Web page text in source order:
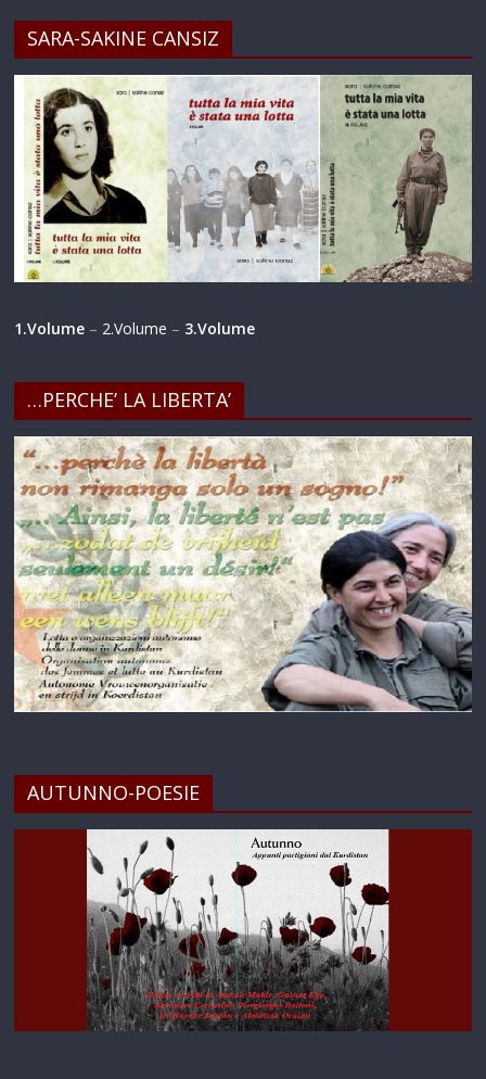
SARA-SAKINE CANSIZ
1.Volume – 2.Volume – 3.Volume
…PERCHE’ LA LIBERTA’
AUTUNNO-POESIE